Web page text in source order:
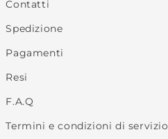
Contatti
Spedizione
Pagamenti
Resi
F.A.Q
Termini e condizioni di servizio